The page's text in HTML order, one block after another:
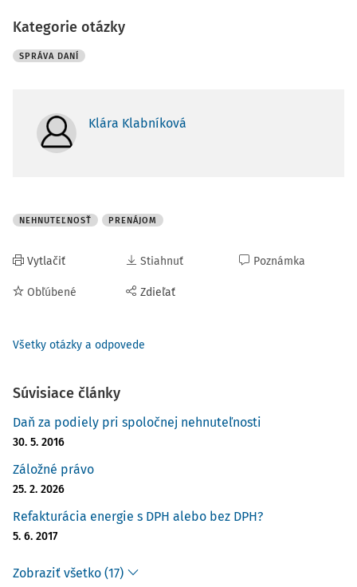
Kategorie otázky
SPRÁVA DANÍ
Klára Klabníková
NEHNUTEĽNOSŤ PRENÁJOM
Vytlačiť
Obľúbené
Stiahnuť
Zdieľať
Poznámka
Všetky otázky a odpovede
Súvisiace články
Daň za podiely pri spoločnej nehnuteľnosti
30. 5. 2016
Záložné právo
25. 2. 2026
Refakturácia energie s DPH alebo bez DPH?
5. 6. 2017
Zobraziť všetko (17)